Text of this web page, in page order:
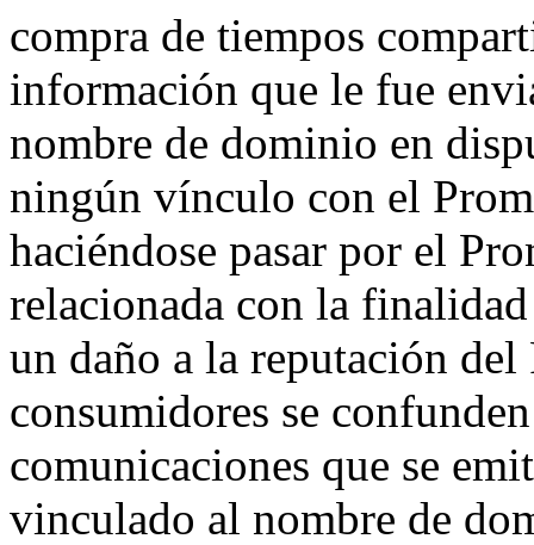
compra de tiempos
información que le fue
nombre de dominio en
ningún vínculo con el
haciéndose pasar por el
relacionada con la
un daño a la reputación
consumidores se
comunicaciones que se
vinculado al nombre de